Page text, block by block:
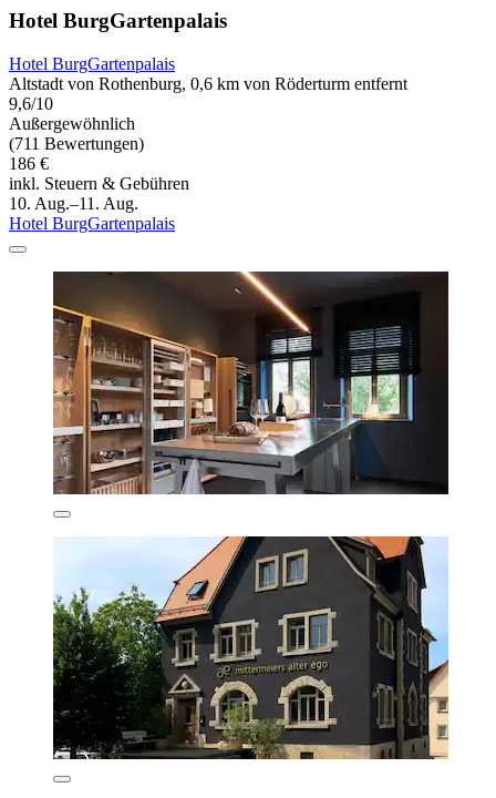
Hotel BurgGartenpalais
Hotel BurgGartenpalais
Altstadt von Rothenburg, 0,6 km von Röderturm entfernt
9,6/10
Außergewöhnlich
(711 Bewertungen)
186 €
inkl. Steuern & Gebühren
10. Aug.–11. Aug.
Hotel BurgGartenpalais